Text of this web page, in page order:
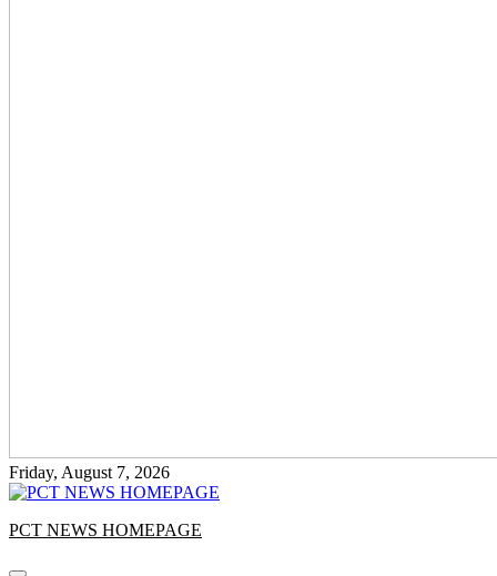
Friday, August 7, 2026
PCT NEWS HOMEPAGE